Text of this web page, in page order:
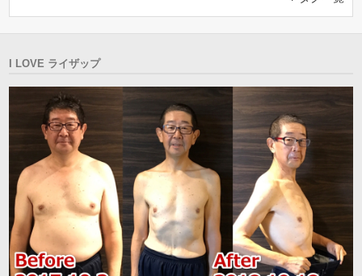
I LOVE ライザップ